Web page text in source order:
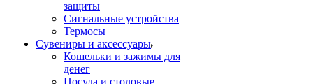
защиты
Сигнальные устройства
Термосы
Сувениры и аксессуары
Кошельки и зажимы для
денег
Посуда и столовые